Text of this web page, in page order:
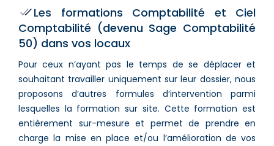
Les formations Comptabilité et Ciel
Comptabilité (devenu Sage Comptabilité
50) dans vos locaux
Pour ceux n’ayant pas le temps de se déplacer et
souhaitant travailler uniquement sur leur dossier, nous
proposons d’autres formules d’intervention parmi
lesquelles la formation sur site. Cette formation est
entièrement sur-mesure et permet de prendre en
charge la mise en place et/ou l’amélioration de vos